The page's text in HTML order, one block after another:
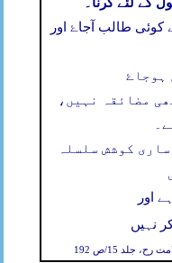
کوئی طالب آجاۓ اور
ہوجاۓ
مضائقہ نہیں،
کوشش سلسلہ
اور
نہیں
جلد 15/ص 192